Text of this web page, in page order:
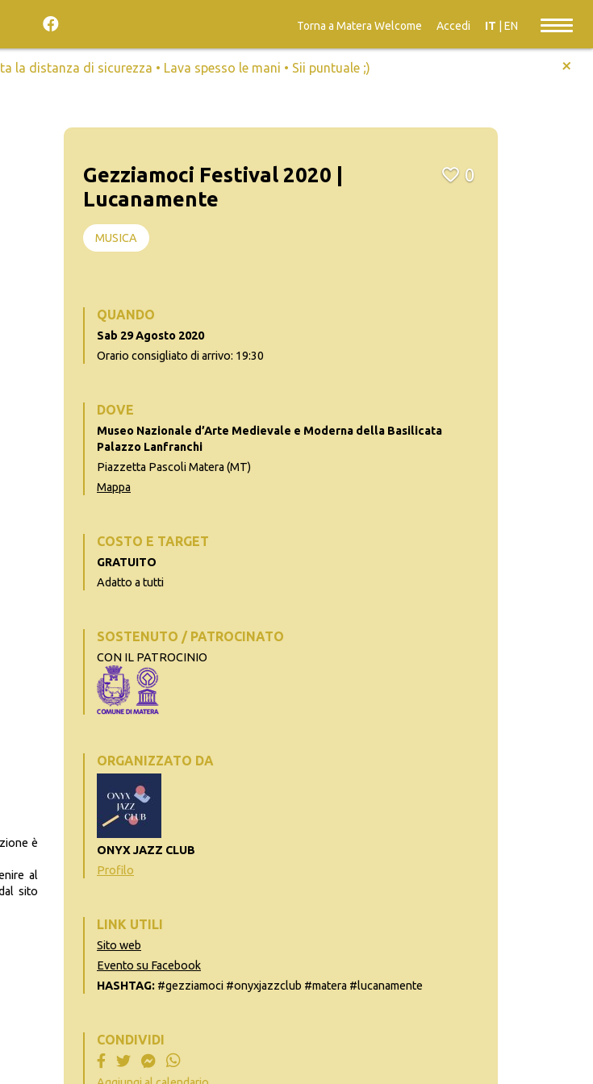
Torna a Matera Welcome Accedi IT EN
la distanza di sicurezza • Lava spesso le mani • Sii puntuale ;) +
è
al
sito
Gezziamoci Festival 2020 |
Lucanamente
0
MUSICA
QUANDO
Sab 29 Agosto 2020
Orario consigliato di arrivo: 19:30
DOVE
Museo Nazionale d’Arte Medievale e Moderna della Basilicata
Palazzo Lanfranchi
Piazzetta Pascoli Matera (MT)
Mappa
COSTO E TARGET
GRATUITO
Adatto a tutti
SOSTENUTO / PATROCINATO
CON IL PATROCINIO
ORGANIZZATO DA
ONYX JAZZ CLUB
Profilo
LINK UTILI
Sito web
Evento su Facebook
HASHTAG: #gezziamoci #onyxjazzclub #matera #lucanamente
CONDIVIDI